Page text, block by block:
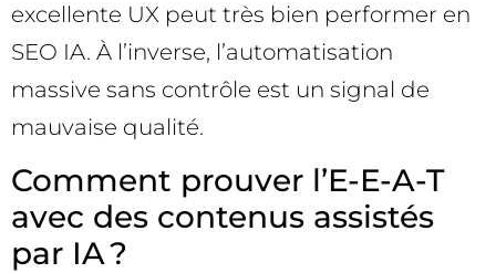
excellente UX peut très bien performer en
SEO IA. À l’inverse, l’automatisation
massive sans contrôle est un signal de
mauvaise qualité.
Comment prouver l’E-E-A-T
avec des contenus assistés
par IA ?